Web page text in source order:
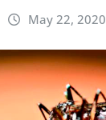
May 22, 2020